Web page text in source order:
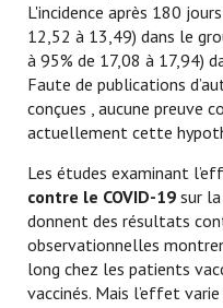
L'incidence après 180
12,52 à 13,49) dans le
à 95% de 17,08 à 17,94)
Faute de publications
conçues , aucune preuve
actuellement cette
Les études examinant
contre le COVID-19 sur la
donnent des résultats
observationnelles
long chez les patients
vaccinés. Mais l’effet